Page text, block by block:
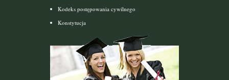
Kodeks postępowania cywilnego
Konstytucja